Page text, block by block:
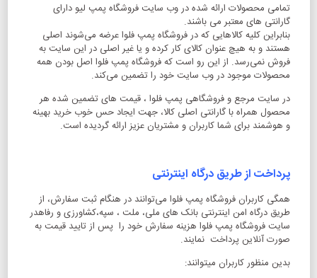
تمامی محصولات ارائه شده در وب سایت فروشگاه پمپ لیو دارای
گارانتی های معتبر می باشند.
بنابراین کلیه کالاهایی که در فروشگاه پمپ فلوا عرضه می‌شوند اصلی
هستند و به هیچ عنوان کالای کار کرده و یا غیر اصلی در این سایت به
فروش نمی‌رسد. از این رو است که فروشگاه پمپ فلوا اصل بودن همه
محصولات موجود در وب سایت خود را تضمین می‌کند.
در سایت مرجع و فروشگاهی پمپ فلوا ، قیمت های تضمین شده هر
محصول همراه با گارانتی اصلی کالا، جهت ایجاد حس خوب خرید بهینه
و هوشمند برای شما کاربران و مشتریان عزیز ارائه گردیده است.
پرداخت از طریق درگاه اینترنتی
همگی کاربران فروشگاه پمپ فلوا می‌توانند در هنگام ثبت سفارش، از
طریق درگاه امن اینترنتی بانک های ملی، ملت ، سپه،کشاورزی و رفاهدر
سایت فروشگاه پمپ فلوا هزینه سفارش خود را پس از تایید قیمت به
صورت آنلاین پرداخت نمایند.
بدین منظور کاربران میتوانند: